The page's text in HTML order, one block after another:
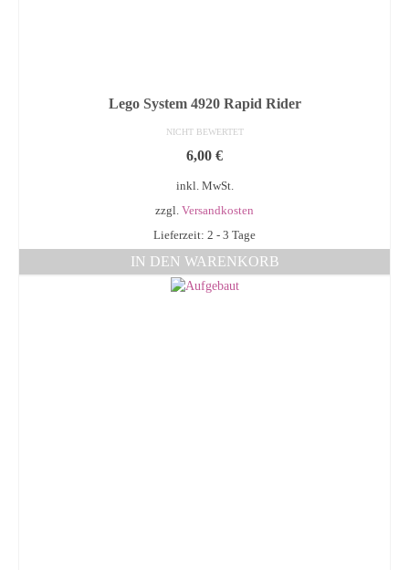
Lego System 4920 Rapid Rider
NICHT BEWERTET
6,00 €
inkl. MwSt.
zzgl. Versandkosten
Lieferzeit: 2 - 3 Tage
IN DEN WARENKORB